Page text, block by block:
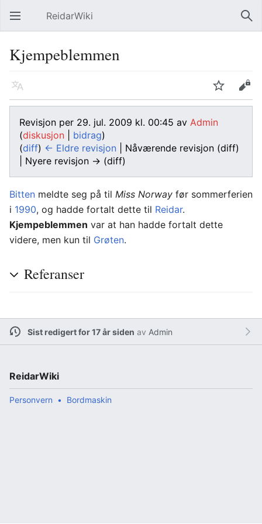
Åpne hovedmenyen ReidarWiki Søk
Kjempeblemmen
Språk Overvåk Rediger
Revisjon per 29. jul. 2009 kl. 00:45 av Admin
(diskusjon bidrag)
(diff) ← Eldre revisjon | Nåværende revisjon (diff)
| Nyere revisjon → (diff)
Bitten meldte seg på til Miss Norway før sommerferien
i 1990, og hadde fortalt dette til Reidar.
Kjempeblemmen var at han hadde fortalt dette
videre, men kun til Grøten.
Referanser
Sist redigert for 17 år siden av Admin
ReidarWiki
Personvern Bordmaskin